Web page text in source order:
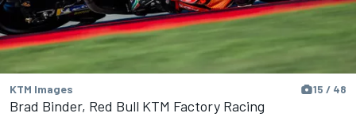
KTM Images 15 / 48
Brad Binder, Red Bull KTM Factory Racing